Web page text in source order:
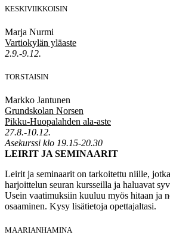
KESKIVIIKKOISIN
Marja Nurmi
Vartiokylän yläaste
2.9.-9.12.
TORSTAISIN
Markko Jantunen
Grundskolan Norsen
Pikku-Huopalahden ala-aste
27.8.-10.12.
Asekurssi klo 19.15-20.30
LEIRIT JA SEMINAARIT
Leirit ja seminaarit on tarkoitettu niille,
harjoittelun seuran kursseilla ja haluavat
Usein vaatimuksiin kuuluu myös hitaan ja
osaaminen. Kysy lisätietoja opettajaltasi.
MAARIANHAMINA